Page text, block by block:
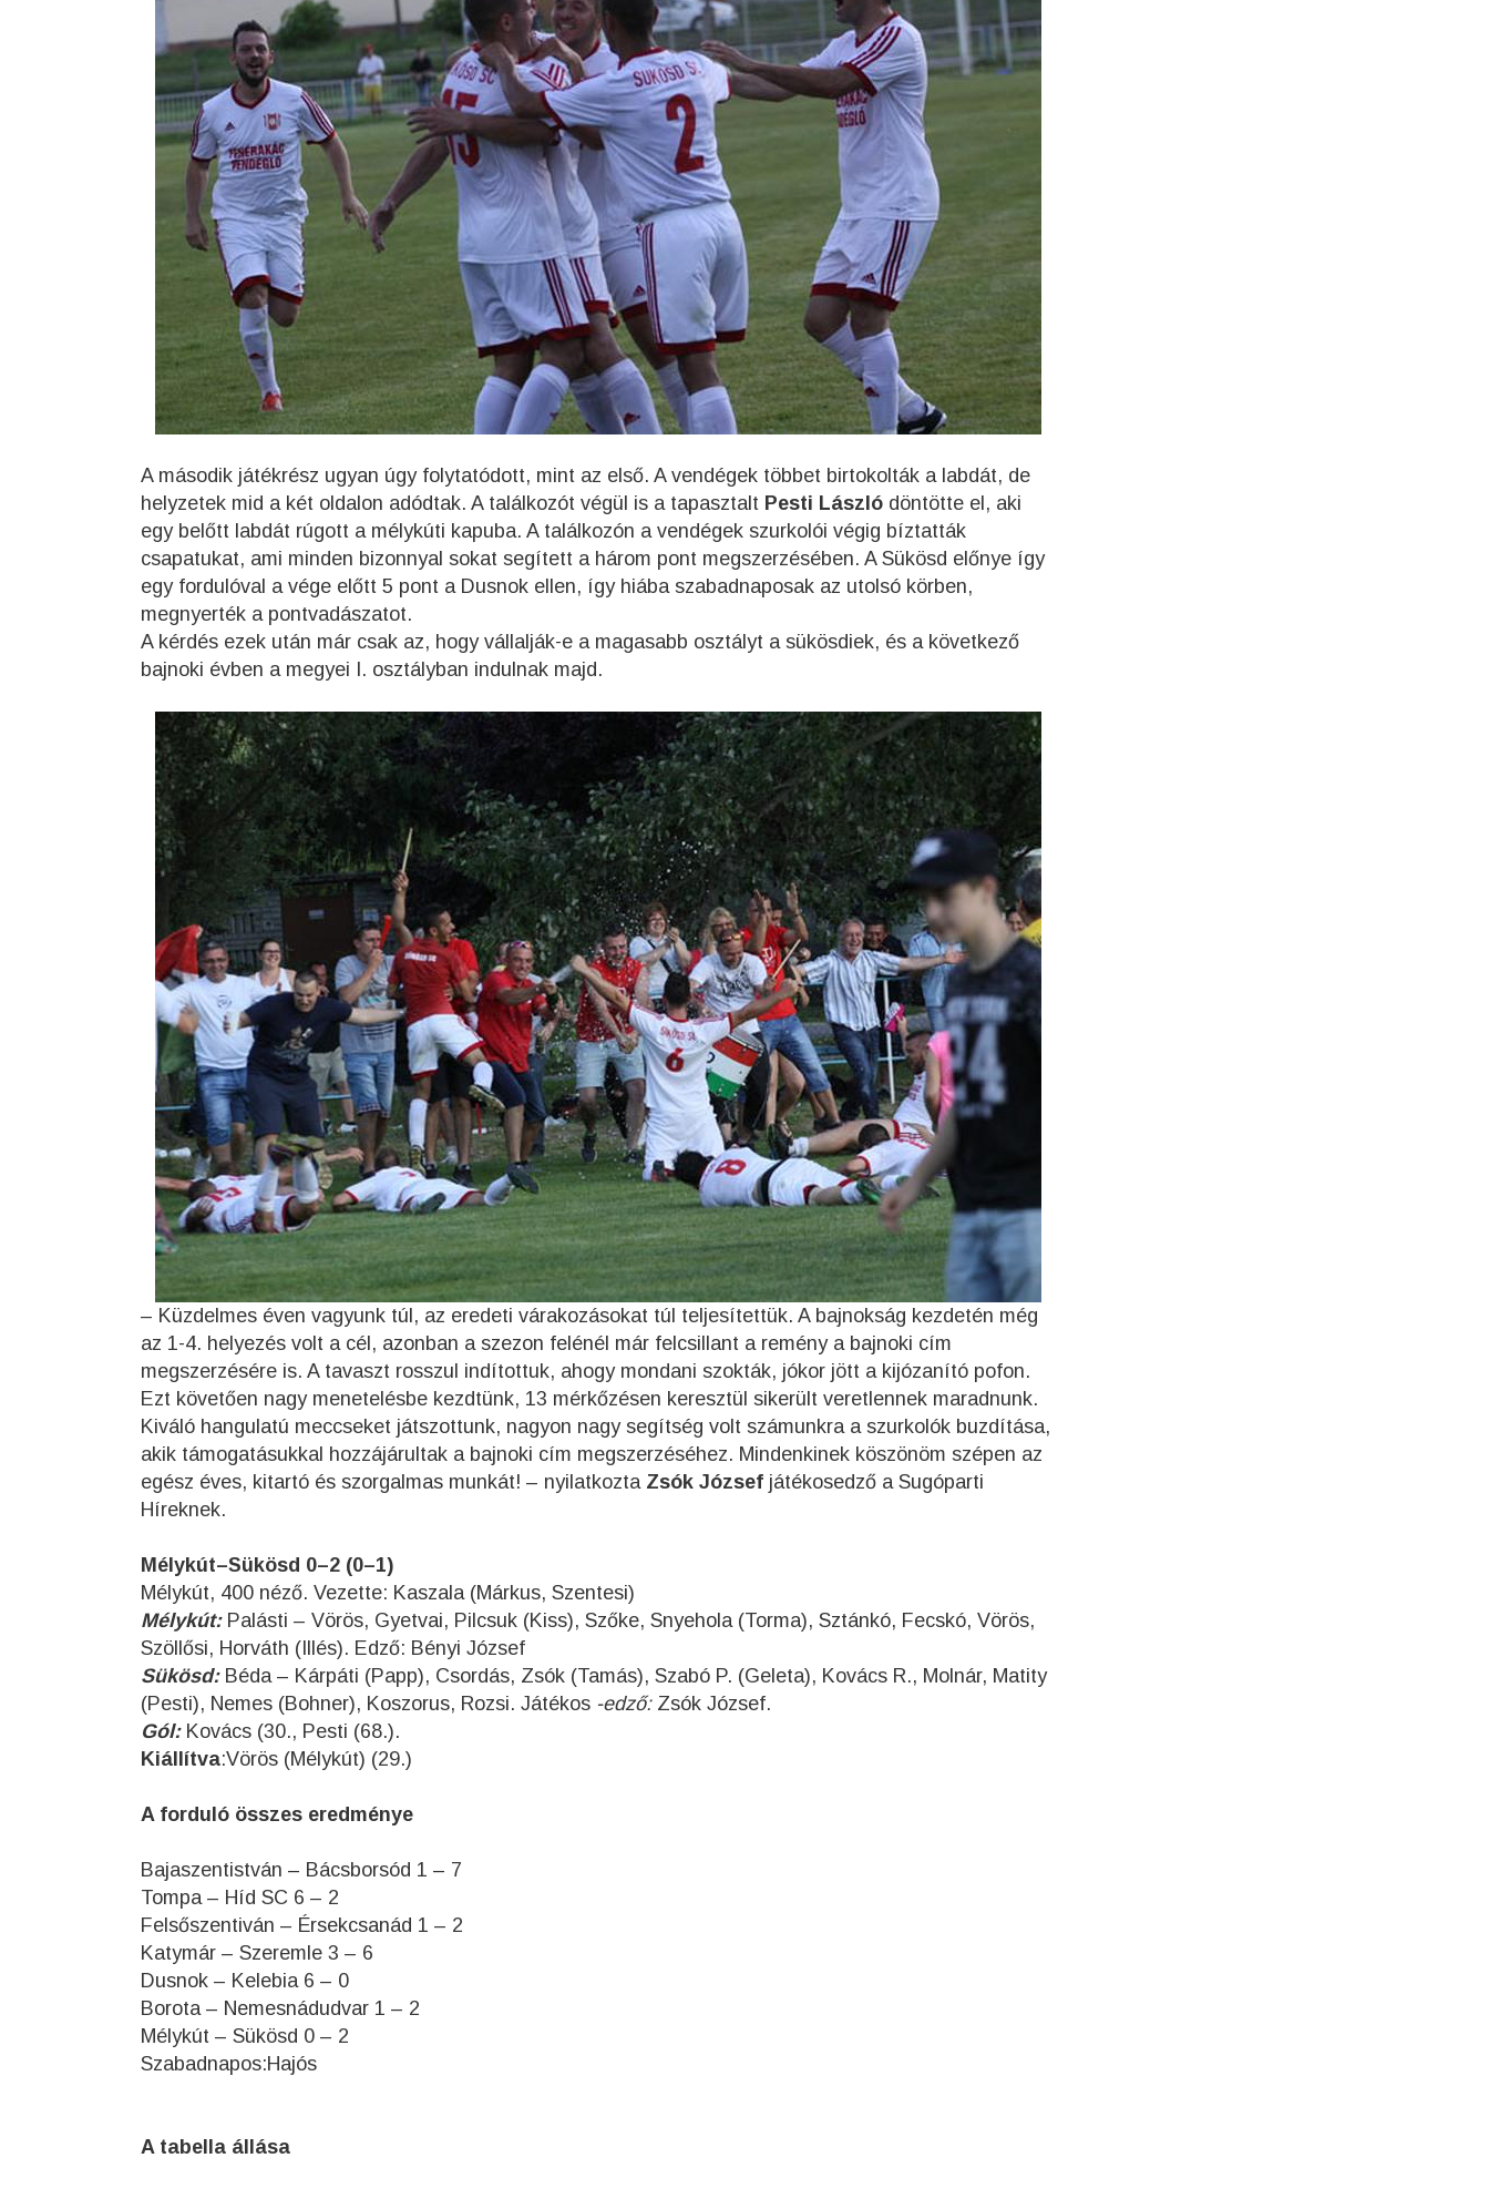
A második játékrész ugyan úgy folytatódott, mint az első. A vendégek többet birtokolták a labdát, de
helyzetek mid a két oldalon adódtak. A találkozót végül is a tapasztalt Pesti László döntötte el, aki
egy belőtt labdát rúgott a mélykúti kapuba. A találkozón a vendégek szurkolói végig bíztatták
csapatukat, ami minden bizonnyal sokat segített a három pont megszerzésében. A Sükösd előnye így
egy fordulóval a vége előtt 5 pont a Dusnok ellen, így hiába szabadnaposak az utolsó körben,
megnyerték a pontvadászatot.
A kérdés ezek után már csak az, hogy vállalják-e a magasabb osztályt a sükösdiek, és a következő
bajnoki évben a megyei I. osztályban indulnak majd.
– Küzdelmes éven vagyunk túl, az eredeti várakozásokat túl teljesítettük. A bajnokság kezdetén még
az 1-4. helyezés volt a cél, azonban a szezon felénél már felcsillant a remény a bajnoki cím
megszerzésére is. A tavaszt rosszul indítottuk, ahogy mondani szokták, jókor jött a kijózanító pofon.
Ezt követően nagy menetelésbe kezdtünk, 13 mérkőzésen keresztül sikerült veretlennek maradnunk.
Kiváló hangulatú meccseket játszottunk, nagyon nagy segítség volt számunkra a szurkolók buzdítása,
akik támogatásukkal hozzájárultak a bajnoki cím megszerzéséhez. Mindenkinek köszönöm szépen az
egész éves, kitartó és szorgalmas munkát! – nyilatkozta Zsók József játékosedző a Sugóparti
Híreknek.
Mélykút–Sükösd 0–2 (0–1)
Mélykút, 400 néző. Vezette: Kaszala (Márkus, Szentesi)
Mélykút:Palásti – Vörös, Gyetvai, Pilcsuk (Kiss), Szőke, Snyehola (Torma), Sztánkó, Fecskó, Vörös,
Szöllősi, Horváth (Illés). Edző: Bényi József
Sükösd:Béda – Kárpáti (Papp), Csordás, Zsók (Tamás), Szabó P. (Geleta), Kovács R., Molnár, Matity
(Pesti), Nemes (Bohner), Koszorus, Rozsi. Játékos -edző:Zsók József.
Gól:Kovács (30., Pesti (68.).
Kiállítva:Vörös (Mélykút) (29.)
A forduló összes eredménye
Bajaszentistván – Bácsborsód 1 – 7
Tompa – Híd SC 6 – 2
Felsőszentiván – Érsekcsanád 1 – 2
Katymár – Szeremle 3 – 6
Dusnok – Kelebia 6 – 0
Borota – Nemesnádudvar 1 – 2
Mélykút – Sükösd 0 – 2
Szabadnapos:Hajós
A tabella állása